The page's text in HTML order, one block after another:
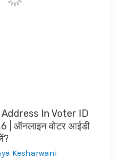
In Voter ID
| ऑनलाइन वोटर आईडी
Kesharwani